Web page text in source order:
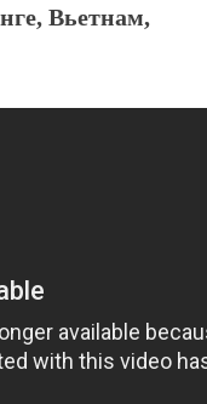
Вьетнам,